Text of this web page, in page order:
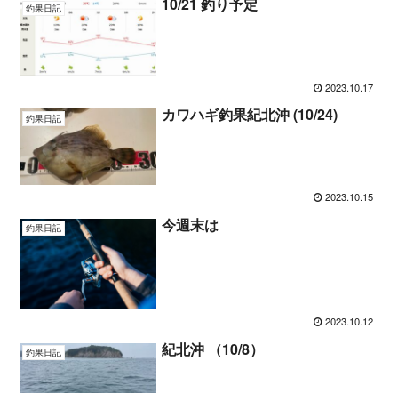
釣果日記 10/21 釣り予定
2023.10.17
釣果日記 カワハギ釣果紀北沖 (10/24)
2023.10.15
釣果日記 今週末は
2023.10.12
釣果日記 紀北沖 （10/8）